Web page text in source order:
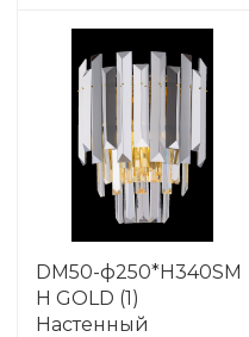
DM50-ф250*H340SM
H GOLD (1)
Настенный